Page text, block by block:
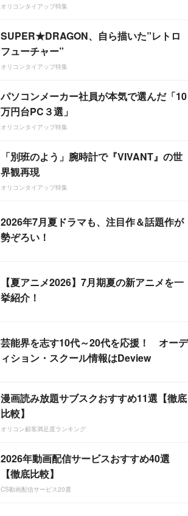
オリコンタイアップ特集
SUPER★DRAGON、自ら描いた”レトロ
フューチャー”
オリコンタイアップ特集
パソコンメーカー社員が本気で選んだ「10
万円台PC３選」
オリコンタイアップ特集
「別班のよう」腕時計で『VIVANT』の世
界観再現
オリコンタイアップ特集
2026年7月夏ドラマも、注目作＆話題作が
勢ぞろい！
【夏アニメ2026】7月期夏の新アニメを一
挙紹介！
芸能界を志す10代～20代を応援！ オーデ
ィション・スクール情報はDeview
漫画読み放題サブスクおすすめ11選【徹底
比較】
オリコン顧客満足度ランキング
2026年動画配信サービスおすすめ40選
【徹底比較】
CS動画配信サービス20選